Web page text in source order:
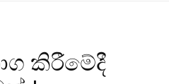
කිරීමේදී